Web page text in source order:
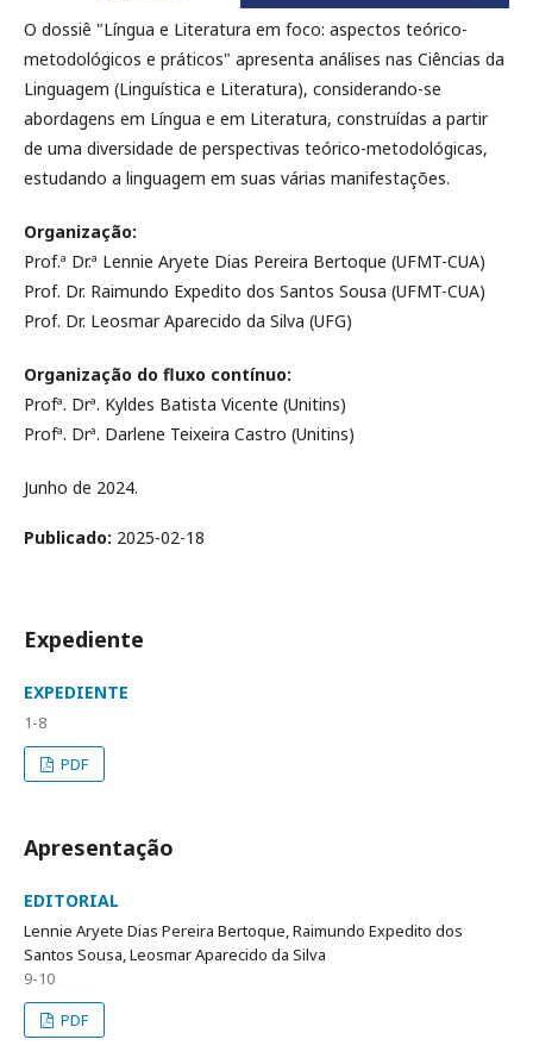
O dossiê "Língua e Literatura em foco: aspectos teórico-
metodológicos e práticos" apresenta análises nas Ciências da
Linguagem (Linguística e Literatura), considerando-se
abordagens em Língua e em Literatura, construídas a partir
de uma diversidade de perspectivas teórico-metodológicas,
estudando a linguagem em suas várias manifestações.
Organização:
Prof.ª Dr.ª Lennie Aryete Dias Pereira Bertoque (UFMT-CUA)
Prof. Dr. Raimundo Expedito dos Santos Sousa (UFMT-CUA)
Prof. Dr. Leosmar Aparecido da Silva (UFG)
Organização do fluxo contínuo:
Profª. Drª. Kyldes Batista Vicente (Unitins)
Profª. Drª. Darlene Teixeira Castro (Unitins)
Junho de 2024.
Publicado: 2025-02-18
Expediente
EXPEDIENTE
1-8
PDF
Apresentação
EDITORIAL
Lennie Aryete Dias Pereira Bertoque, Raimundo Expedito dos
Santos Sousa, Leosmar Aparecido da Silva
9-10
PDF